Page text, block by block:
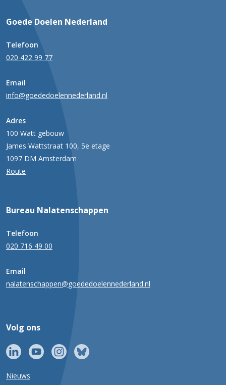
Goede Doelen Nederland
Telefoon
020 422 99 77
Email
info@goededoelennederland.nl
Adres
100 Watt gebouw
James Wattstraat 100, 5e etage
1097 DM Amsterdam
Route
Bureau Nalatenschappen
Telefoon
020 716 49 00
Email
nalatenschappen@goededoelennederland.nl
Volg ons
Nieuws